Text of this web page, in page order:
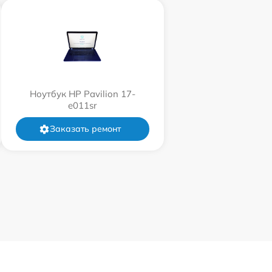
Ноутбук HP Pavilion 17-
e011sr
Заказать ремонт